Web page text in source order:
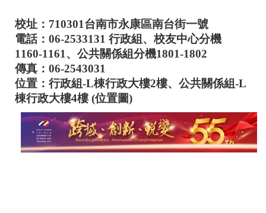
校址： 710301台南市永康區南台街一號
電話： 06-2533131 行政組、校友中心分機
1160-1161、公共關係組分機1801-1802
傳真： 06-2543031
位置：行政組-L棟行政大樓2樓、公共關係組-L
棟行政大樓4樓(位置圖)